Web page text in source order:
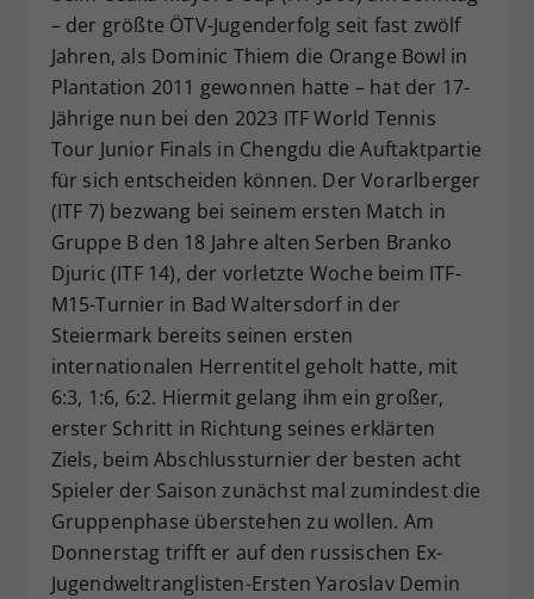
– der größte ÖTV-Jugenderfolg seit fast zwölf
Jahren, als Dominic Thiem die Orange Bowl in
Plantation 2011 gewonnen hatte – hat der 17-
Jährige nun bei den 2023 ITF World Tennis
Tour Junior Finals in Chengdu die Auftaktpartie
für sich entscheiden können. Der Vorarlberger
(ITF 7) bezwang bei seinem ersten Match in
Gruppe B den 18 Jahre alten Serben Branko
Djuric (ITF 14), der vorletzte Woche beim ITF-
M15-Turnier in Bad Waltersdorf in der
Steiermark bereits seinen ersten
internationalen Herrentitel geholt hatte, mit
6:3, 1:6, 6:2. Hiermit gelang ihm ein großer,
erster Schritt in Richtung seines erklärten
Ziels, beim Abschlussturnier der besten acht
Spieler der Saison zunächst mal zumindest die
Gruppenphase überstehen zu wollen. Am
Donnerstag trifft er auf den russischen Ex-
Jugendweltranglisten-Ersten Yaroslav Demin
Zweck
Dieser Wert speichert Ihre Consent-
Einstellungen. Unter anderem eine
zufällig generierte ID, für die
historische Speicherung Ihrer
Webseiten-Betreiber dies eingestellt
hat.